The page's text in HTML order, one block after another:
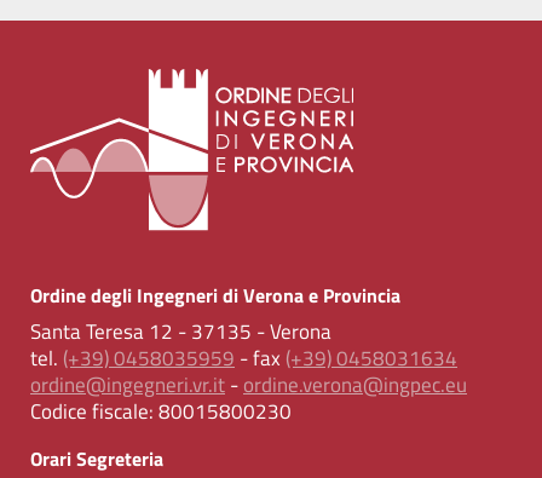
Ordine degli Ingegneri di Verona e Provincia
Santa Teresa 12 - 37135 - Verona
tel. (+39) 0458035959- fax (+39) 0458031634
ordine@ingegneri.vr.it-ordine.verona@ingpec.eu
Codice fiscale:80015800230
Orari Segreteria